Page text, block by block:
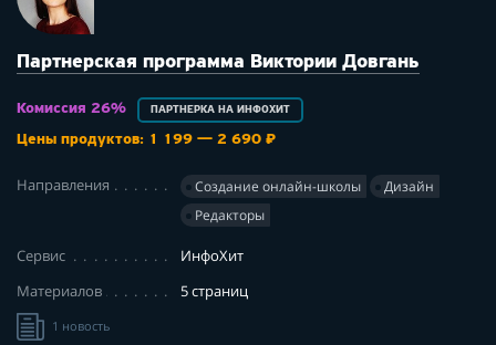
Партнерская программа Виктории Довгань
Комиссия 26% ПАРТНЕРКА НА ИНФОХИТ
Цены продуктов: 1 199 — 2 690 ₽
Направления Создание онлайн-школы
Дизайн
Редакторы
Сервис
ИнфоХит
Материалов
5 страниц
1 новость